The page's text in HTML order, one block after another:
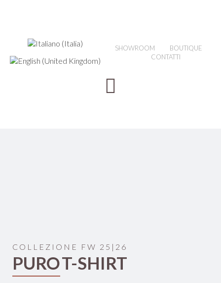
SHOWROOM
BOUTIQUE
CONTATTI
COLLEZIONE FW 25|26
PUROT-SHIRT